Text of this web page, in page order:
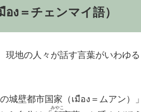
ง＝チェンマイ語）
現地の人々が話す言葉がいわゆる
城壁都市国家（เมือง＝ムアン）」
みやこ